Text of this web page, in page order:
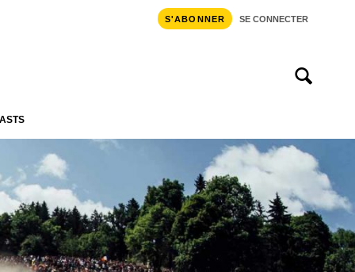
S'ABONNER SE CONNECTER